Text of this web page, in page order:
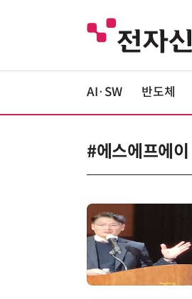
AI·SW 반도체
#에스에프에이